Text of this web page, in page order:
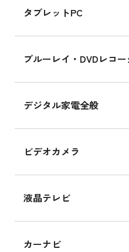
タブレットPC
ブルーレイ・DVDレコー
デジタル家電全般
ビデオカメラ
液晶テレビ
カーナビ
iPhone 16 シリー
iPhone 16 の新品
iPad Air 11インチ
iPad Air 11イン
iPhone 15 128GB
iPhone 15 128GB